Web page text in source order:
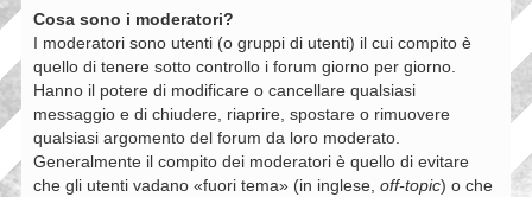
Cosa sono i moderatori?
I moderatori sono utenti (o gruppi di utenti) il cui compito è
quello di tenere sotto controllo i forum giorno per giorno.
Hanno il potere di modificare o cancellare qualsiasi
messaggio e di chiudere, riaprire, spostare o rimuovere
qualsiasi argomento del forum da loro moderato.
Generalmente il compito dei moderatori è quello di evitare
che gli utenti vadano «fuori tema» (in inglese, off-topic) o che